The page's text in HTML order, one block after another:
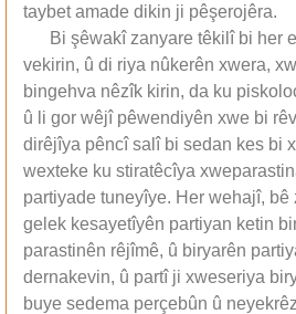
taybet amade dikin ji pêşerojêra.
Bi şêwakî zanyare têkilî bi her
vekirin, û di riya nûkerên xwera,
bingehva nêzîk kirin, da ku
û li gor wêjî pêwendiyên xwe bi
dirêjîya pêncî salî bi sedan kes bi
wexteke ku stiratêcîya
partiyade tuneyîye. Her wehajî,
gelek kesayetîyên partiyan ketin
parastinên rêjîmê, û biryarên
dernakevin, û partî ji xweseriya
buye sedema perçebûn û